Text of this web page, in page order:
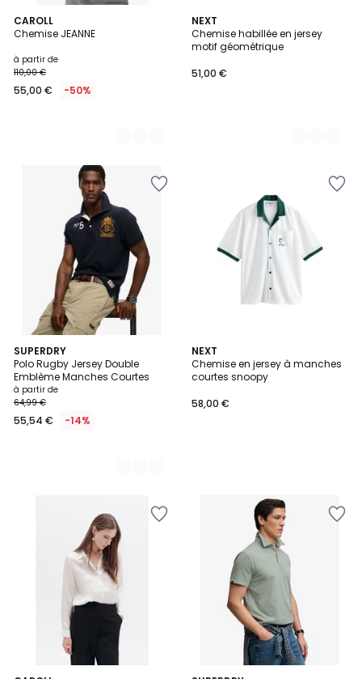
CAROLL
Chemise JEANNE
à partir de
110,00 €
55,00 € -50%
2
Couleurs
NEXT
Chemise habillée en jersey
motif géométrique
51,00 €
2
Couleurs
SUPERDRY
Polo Rugby Jersey Double
Emblème Manches Courtes
à partir de
64,99 €
55,54 € -14%
3
Couleurs
NEXT
Chemise en jersey à manches
courtes snoopy
58,00 €